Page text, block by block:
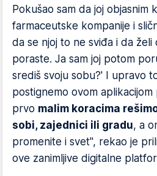
Pokušao sam da joj objasnim
farmaceutske kompanije i
da se njoj to ne sviđa i da
poraste. Ja sam joj potom
središ svoju sobu?' I upravo
postignemo ovom
prvo malim koracima
sobi, zajednici ili gradu, a
promenite i svet", rekao je
ove zanimljive digitalne